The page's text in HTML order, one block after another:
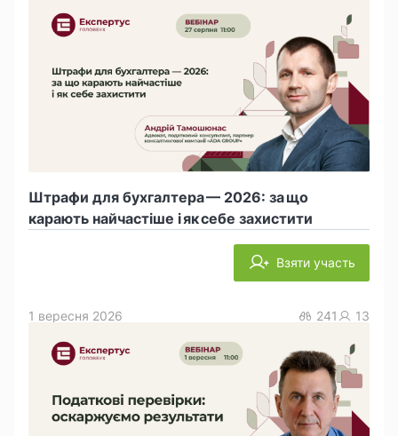
Штрафи для бухгалтера — 2026: за що
карають найчастіше і як себе захистити
Взяти участь
1 вересня 2026 241 13